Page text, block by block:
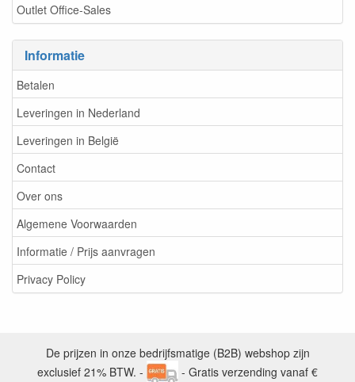
Outlet Office-Sales
Informatie
Betalen
Leveringen in Nederland
Leveringen in België
Contact
Over ons
Algemene Voorwaarden
Informatie / Prijs aanvragen
Privacy Policy
De prijzen in onze bedrijfsmatige (B2B) webshop zijn
exclusief 21% BTW. -
- Gratis verzending vanaf €